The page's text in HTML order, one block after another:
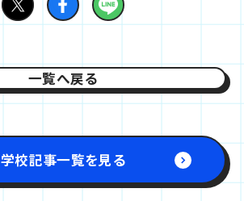
一覧へ戻る
学校記事一覧を見る